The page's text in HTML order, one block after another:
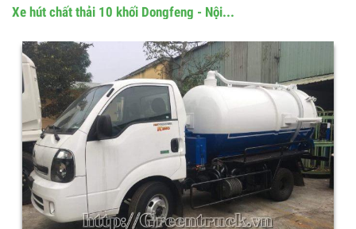
Xe hút chất thải 10 khối Dongfeng - Nội...